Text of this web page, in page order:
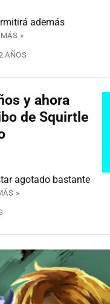
además
»
AÑOS
y ahora
de Squirtle
agotado bastante
»